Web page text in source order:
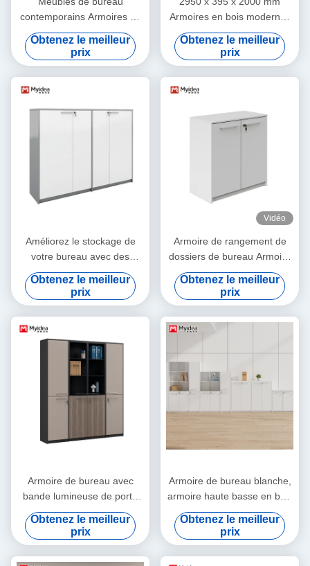
contemporains Armoires de
bureau en bois modernes
avec rangement
Obtenez le meilleur
prix
Armoires en bois modernes
à l'intérieur
Obtenez le meilleur
prix
Améliorez le stockage de
votre bureau avec des
armoires en bois modernes
Obtenez le meilleur
prix
Vidéo
Armoire de rangement de
dossiers de bureau Armoire
à dossiers bas Mobilier avec
support de porte
personnalisé
Obtenez le meilleur
prix
Armoire de bureau avec
bande lumineuse de porte
en verre, armoire de
rangement
Obtenez le meilleur
prix
Armoire de bureau blanche,
armoire haute basse en bois
Armoire de rangement,
adaptée aux bureaux, salles
de conférence, salles de
réception
Obtenez le meilleur
prix